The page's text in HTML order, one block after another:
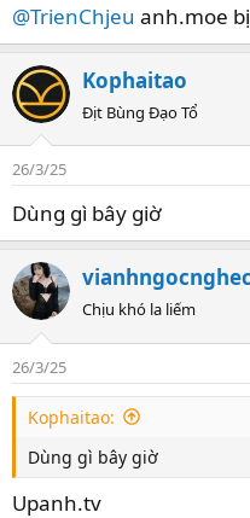
@TrienChjeu anh.moe
Kophaitao
Địt Bùng Đạo Tổ
26/3/25
Dùng gì bây giờ
Chịu khó la liếm
26/3/25
Kophaitao:
Dùng gì bây giờ
Upanh.tv